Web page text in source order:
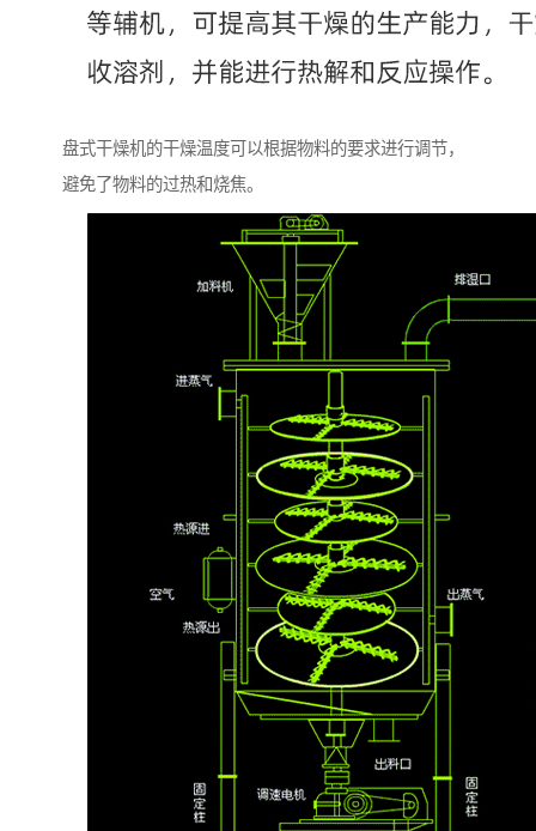
盘式干燥机的干燥温度可以根据物料的要求进行调节，
避免了物料的过热和烧焦。